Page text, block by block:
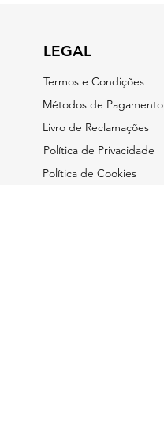
LEGAL
Termos e Condições
​Métodos de Pagamento
Livro de Reclamações
Política de Privacidade
Política de Cookies